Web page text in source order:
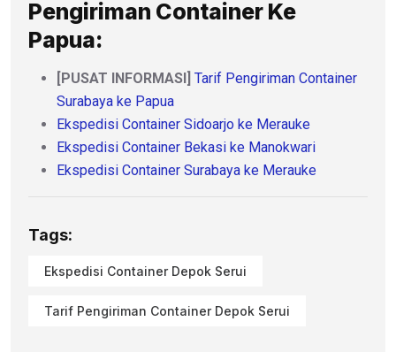
Pengiriman Container Ke
Papua:
[PUSAT INFORMASI]
Tarif Pengiriman Container
Surabaya ke Papua
Ekspedisi Container Sidoarjo ke Merauke
Ekspedisi Container Bekasi ke Manokwari
Ekspedisi Container Surabaya ke Merauke
Tags:
Ekspedisi Container Depok Serui
Tarif Pengiriman Container Depok Serui